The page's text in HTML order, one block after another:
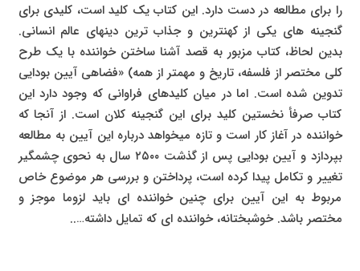
را برای مطالعه در دست دارد. این کتاب یک کلید است، کلیدی برای
گنجینه های یکی از کهنترین و جذاب ترین دینهای عالم انسانی.
بدین لحاظ، کتاب مزبور به قصد آشنا ساختن خواننده با یک طرح
کلی مختصر از فلسفه، تاریخ و مهمتر از همه) «فضاهی آیین بودایی
تدوین شده است. اما در میان کلیدهای فراوانی که وجود دارد این
کتاب صرفأ نخستین کلید برای این گنجینه کلان است. از آنجا که
خواننده در آغاز کار است و تازه میخواهد درباره این آیین به مطالعه
بپردازد و آیین بودایی پس از گذشت ۲۵۰۰ سال به نحوی چشمگیر
تغییر و تکامل پیدا کرده است، پرداختن و بررسی هر موضوع خاص
مربوط به این آیین برای چنین خواننده ای باید لزوما موجز و
مختصر باشد. خوشبختانه، خواننده ای که تمایل داشته…..